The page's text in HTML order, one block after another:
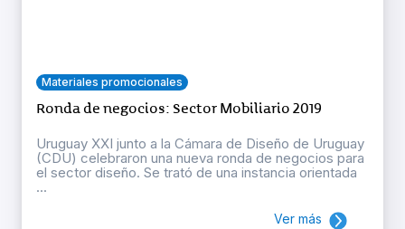
Materiales promocionales
Ronda de negocios: Sector Mobiliario 2019
Uruguay XXI junto a la Cámara de Diseño de Uruguay
(CDU) celebraron una nueva ronda de negocios para
el sector diseño. Se trató de una instancia orientada
...
Ver más